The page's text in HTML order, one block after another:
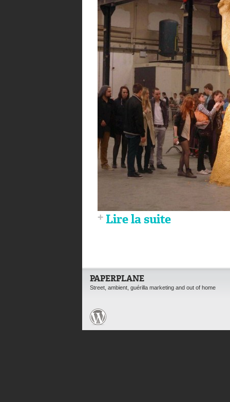
Lire la suite
PAPERPLANE
Street, ambient, guérilla marketing and out of home